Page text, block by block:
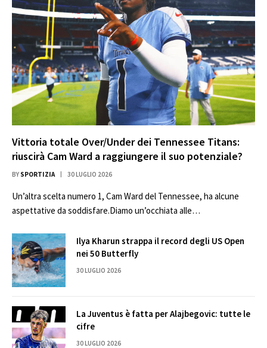
Vittoria totale Over/Under dei Tennessee Titans:
riuscirà Cam Ward a raggiungere il suo potenziale?
BY SPORTIZIA 30 LUGLIO 2026
Un’altra scelta numero 1, Cam Ward del Tennessee, ha alcune
aspettative da soddisfare.Diamo un’occhiata alle…
Ilya Kharun strappa il record degli US Open
nei 50 Butterfly
30 LUGLIO 2026
La Juventus è fatta per Alajbegovic: tutte le
cifre
30 LUGLIO 2026